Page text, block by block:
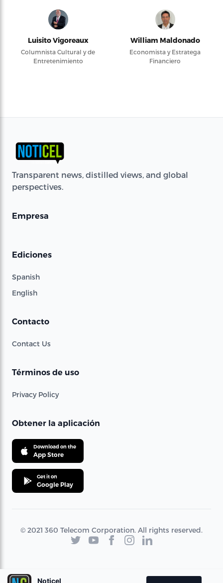
Luisito Vigoreaux
Columnista Cultural y de
Entretenimiento
William Maldonado
Economista y Estratega
Financiero
Transparent news, distilled views, and global
perspectives.
Empresa
Ediciones
Spanish
English
Contacto
Contact Us
Términos de uso
Privacy Policy
Obtener la aplicación
Download on the
App Store
Get it on
Google Play
© 2021 360 Telecom Corporation. All rights reserved.
Noticel